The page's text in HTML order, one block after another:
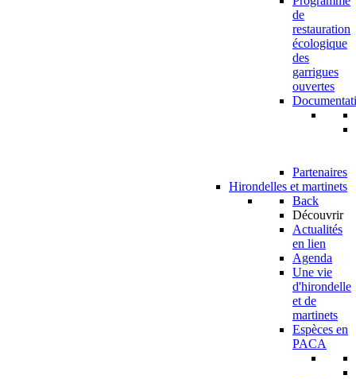
de
restauration
écologique
des
garrigues
ouvertes
Partenaires
Hirondelles et martinets
Back
Découvrir
Actualités
en lien
Agenda
Une vie
d'hirondelle
et de
martinets
Espèces en
PACA